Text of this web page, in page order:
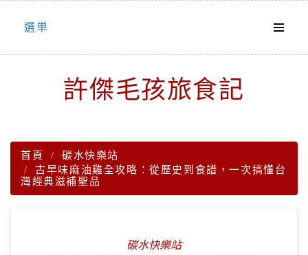
Skip
選単
許傑毛孩旅食記
首頁
碳水快樂站
古早味麻油雞全攻略：從歷史到食譜，一次搞懂台
灣經典滋補聖品
碳水快樂站